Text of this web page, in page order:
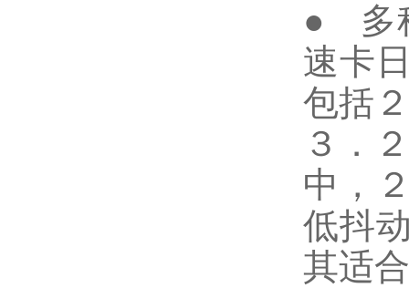
● 多
速卡
包括
３．
中，
低抖
其适